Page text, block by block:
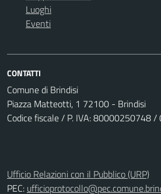
Luoghi
Eventi
CONTATTI
Comune di Brindisi
Piazza Matteotti, 1 72100 - Brindisi
Codice fiscale / P. IVA: 80000250748
Ufficio Relazioni con il Pubblico (URP)
PEC: